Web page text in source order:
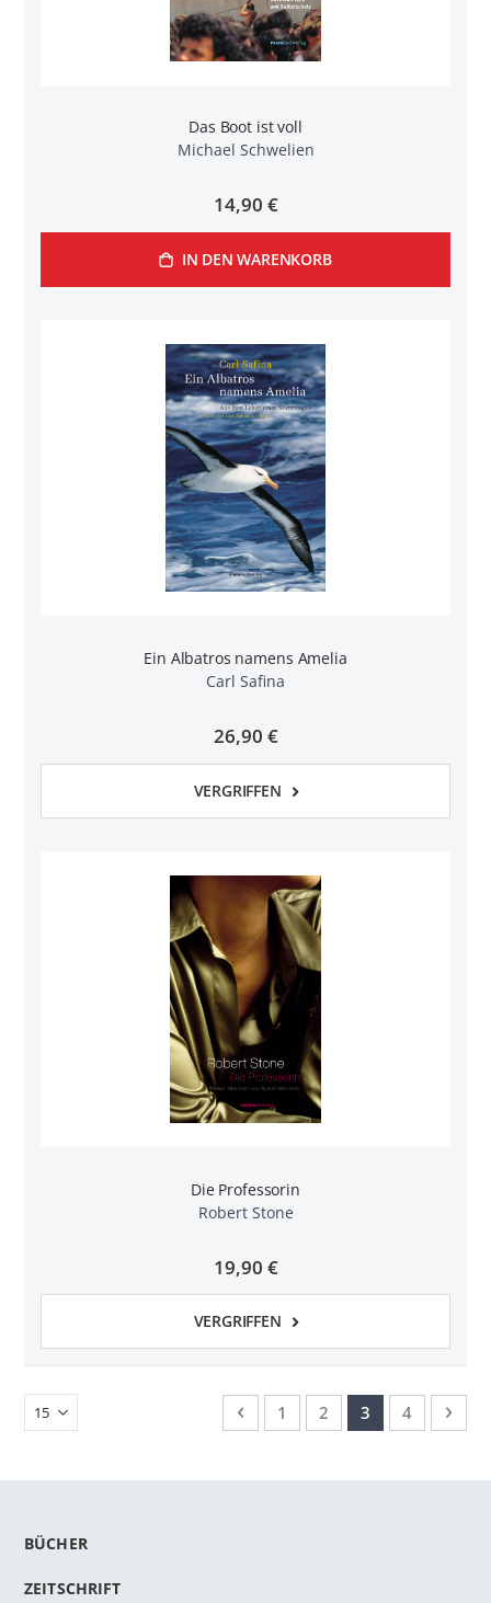
Das Boot ist voll
Michael Schwelien
14,90 €
IN DEN WARENKORB
Ein Albatros namens Amelia
Carl Safina
26,90 €
VERGRIFFEN
Die Professorin
Robert Stone
19,90 €
VERGRIFFEN
SeiteSeite
ZurückSeite
1 Seite
2 Sie lesen
3 Seite
4 Seite
BÜCHER
ZEITSCHRIFT